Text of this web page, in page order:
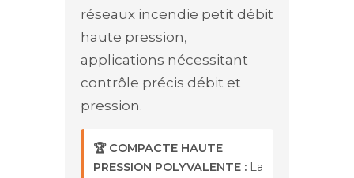
réseaux incendie petit débit
haute pression,
applications nécessitant
contrôle précis débit et
pression.
🏆 COMPACTE HAUTE
PRESSION POLYVALENTE : La